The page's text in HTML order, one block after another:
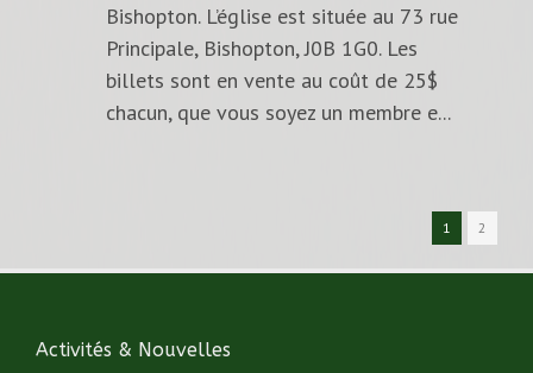
Bishopton. L’église est située au 73 rue
Principale, Bishopton, J0B 1G0. Les
billets sont en vente au coût de 25$
chacun, que vous soyez un membre e...
1 2
Activités & Nouvelles